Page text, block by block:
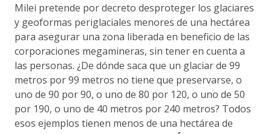
Milei pretende por decreto desproteger los glaciares
y geoformas periglaciales menores de una hectárea
para asegurar una zona liberada en beneficio de las
corporaciones megamineras, sin tener en cuenta a
las personas. ¿De dónde saca que un glaciar de 99
metros por 99 metros no tiene que preservarse, o
uno de 90 por 90, o uno de 80 por 120, o uno de 50
por 190, o uno de 40 metros por 240 metros? Todos
esos ejemplos tienen menos de una hectárea de